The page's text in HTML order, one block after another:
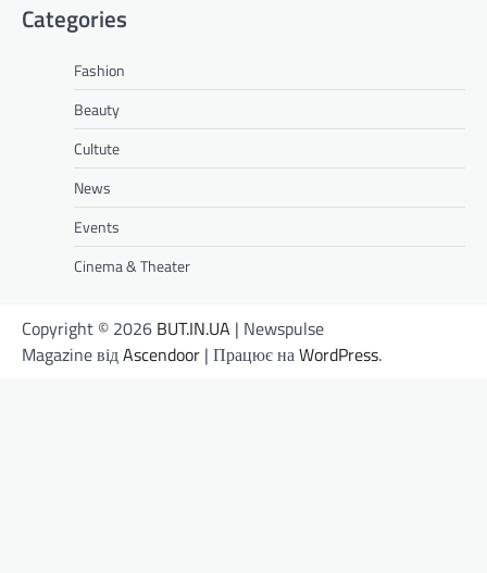
Categories
Fashion
Beauty
Cultute
News
Events
Cinema & Theater
Copyright © 2026 BUT.IN.UA | Newspulse
Magazine відAscendoor | Працює наWordPress.